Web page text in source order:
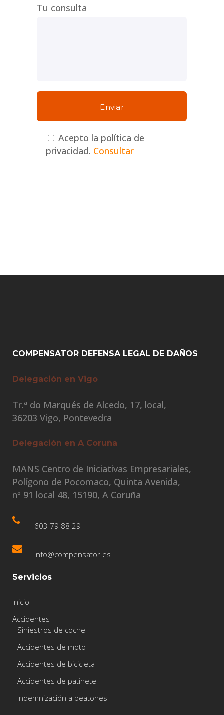
Tu consulta
Acepto la política de
privacidad. Consultar
COMPENSATOR DEFENSA LEGAL DE DAÑOS
Delegación en Vigo
Tr.ª do Marqués de Alcedo, 17, local,
36203 Vigo, Pontevedra
Delegación en A Coruña
MANS Centro de Iniciativas Empresariales,
Polígono de Pocomaco, Quinta Avenida,
nº 91 local 48, 15190, A Coruña
603 79 88 29
info@compensator.es
Servicios
Inicio
Accidentes
Siniestros de coche
Accidentes de moto
Accidentes de bicicleta
Accidentes de patinete
Indemnización a peatones